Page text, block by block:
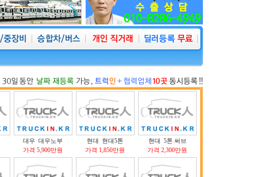
대우 대우노부
가격 5,900만원
현대 현대5톤
가격 1,850만원
현대 5톤 써브
가격 2,300만원